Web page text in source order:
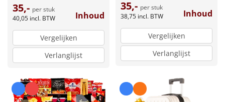
35,- per stuk
40,05 incl. BTW Inhoud
Vergelijken
Verlanglijst
35,- per stuk
38,75 incl. BTW Inhoud
Vergelijken
Verlanglijst